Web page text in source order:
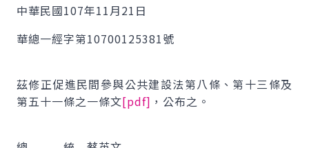
中華民國107年11月21日
華總一經字第10700125381號
茲修正促進民間參與公共建設法第八條、第十三條及
第五十一條之一條文[pdf] ，公布之。